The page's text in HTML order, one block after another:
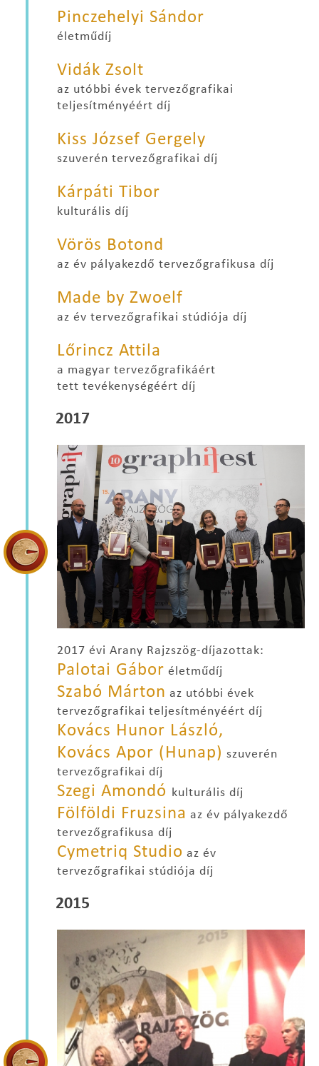
Pinczehelyi Sándor
életműdíj
Vidák Zsolt
az utóbbi évek tervezőgrafikai
teljesítményéért díj
Kiss József Gergely
szuverén tervezőgrafikai díj
Kárpáti Tibor
kulturális díj
Vörös Botond
az év pályakezdő tervezőgrafikusa díj
Made by Zwoelf
az év tervezőgrafikai stúdiója díj
Lőrincz Attila
a magyar tervezőgrafikáért
tett tevékenységéért díj
2017 évi Arany Rajzszög-díjazottak:
Palotai Gábor életműdíj
Szabó Márton az utóbbi évek
tervezőgrafikai teljesítményéért díj
Kovács Hunor László,
Kovács Apor (Hunap) szuverén
tervezőgrafikai díj
Szegi Amondó kulturális díj
Fölföldi Fruzsina az év pályakezdő
tervezőgrafikusa díj
Cymetriq Studio az év
tervezőgrafikai stúdiója díj
2017
2015